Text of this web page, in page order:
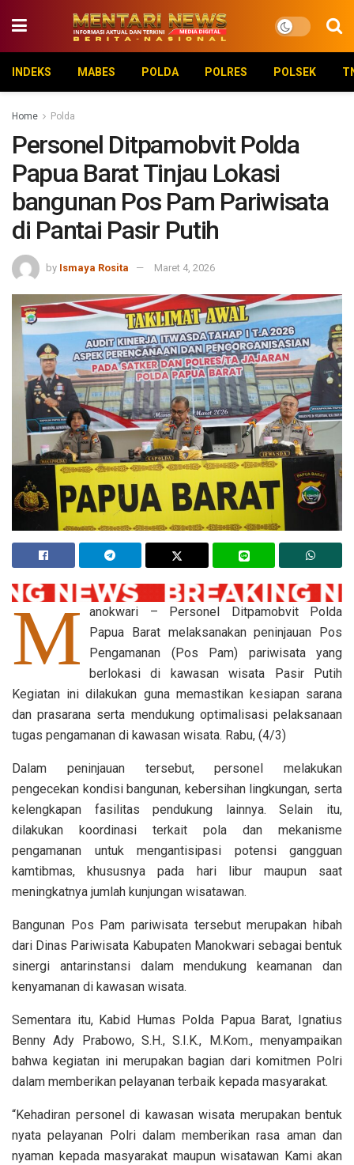
INDEKS MABES POLDA POLRES POLSEK
Home Polda
Personel Ditpamobvit Polda
Papua Barat Tinjau Lokasi
bangunan Pos Pam Pariwisata
di Pantai Pasir Putih
by Ismaya Rosita Maret 4, 2026
M
anokwari – Personel Ditpamobvit Polda
Papua Barat melaksanakan peninjauan Pos
Pengamanan (Pos Pam) pariwisata yang
berlokasi di kawasan wisata Pasir Putih
Kegiatan ini dilakukan guna memastikan kesiapan sarana
dan prasarana serta mendukung optimalisasi pelaksanaan
tugas pengamanan di kawasan wisata. Rabu, (4/3)
Dalam peninjauan tersebut, personel melakukan
pengecekan kondisi bangunan, kebersihan lingkungan, serta
kelengkapan fasilitas pendukung lainnya. Selain itu,
dilakukan koordinasi terkait pola dan mekanisme
pengamanan untuk mengantisipasi potensi gangguan
kamtibmas, khususnya pada hari libur maupun saat
meningkatnya jumlah kunjungan wisatawan.
Bangunan Pos Pam pariwisata tersebut merupakan hibah
dari Dinas Pariwisata Kabupaten Manokwari sebagai bentuk
sinergi antarinstansi dalam mendukung keamanan dan
kenyamanan di kawasan wisata.
Sementara itu, Kabid Humas Polda Papua Barat, Ignatius
Benny Ady Prabowo, S.H., S.I.K., M.Kom., menyampaikan
bahwa kegiatan ini merupakan bagian dari komitmen Polri
dalam memberikan pelayanan terbaik kepada masyarakat.
“Kehadiran personel di kawasan wisata merupakan bentuk
nyata pelayanan Polri dalam memberikan rasa aman dan
nyaman kepada masyarakat maupun wisatawan Kami akan